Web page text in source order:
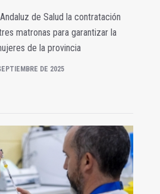
de Salud la contratación
matronas para garantizar la
de la provincia
DE 2025